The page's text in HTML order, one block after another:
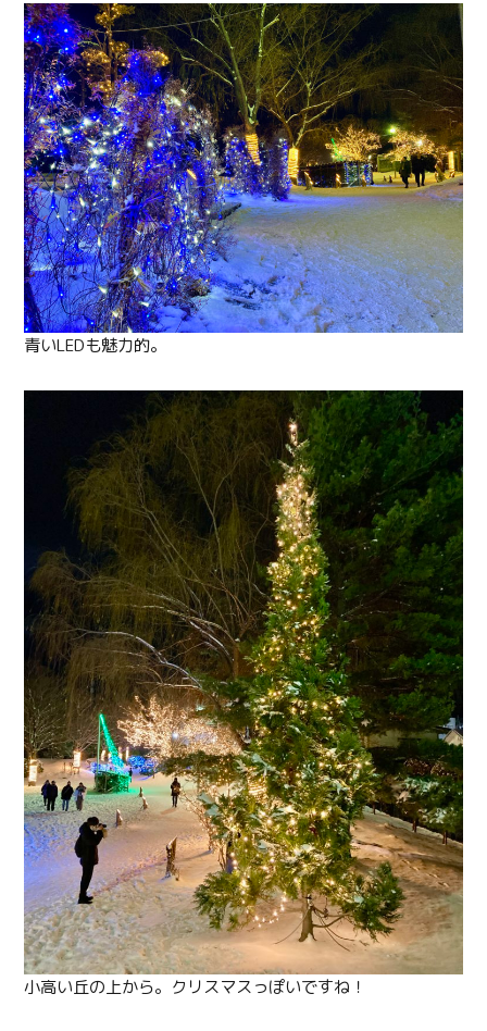
青いLEDも魅力的。
小高い丘の上から。クリスマスっぽいですね！